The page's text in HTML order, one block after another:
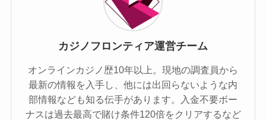
カジノフロンティア運営チーム
オンラインカジノ歴10年以上。現地の調査員から
最新の情報を入手し、他には出回らないような内
部情報なども知る伝手があります。入金不要ボー
ナスは過去最高で賭け条件120倍をクリアするなど